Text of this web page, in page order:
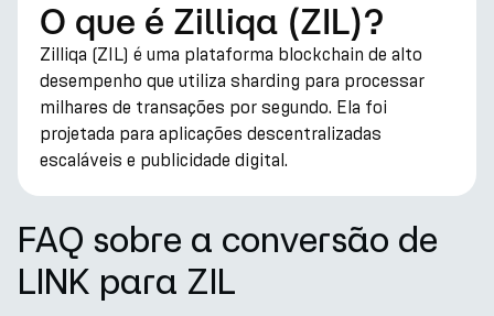
O que é Zilliqa (ZIL)?
Zilliqa (ZIL) é uma plataforma blockchain de alto
desempenho que utiliza sharding para processar
milhares de transações por segundo. Ela foi
projetada para aplicações descentralizadas
escaláveis e publicidade digital.
FAQ sobre a conversão de
LINK para ZIL